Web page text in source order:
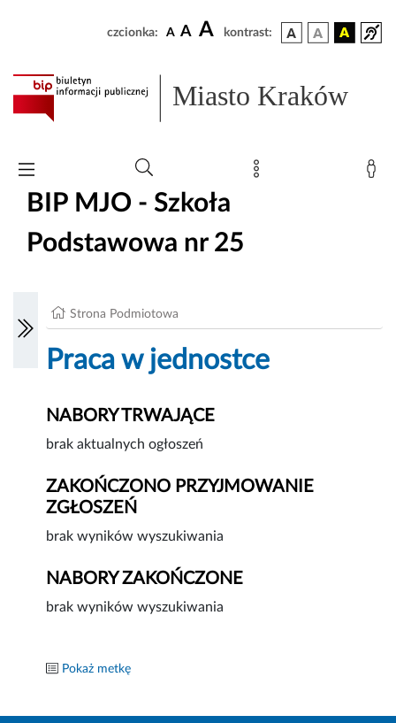
czcionka: A A A kontrast:
Miasto Kraków
BIP MJO - Szkoła
Podstawowa nr 25
Strona Podmiotowa
Praca w jednostce
NABORY TRWAJĄCE
brak aktualnych ogłoszeń
ZAKOŃCZONO PRZYJMOWANIE
ZGŁOSZEŃ
brak wyników wyszukiwania
NABORY ZAKOŃCZONE
brak wyników wyszukiwania
Pokaż metkę